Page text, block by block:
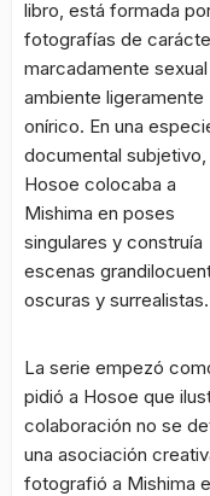
libro, está formada
fotografías de
marcadamente
ambiente ligeramente
onírico. En una
documental subjetivo,
Hosoe colocaba a
Mishima en poses
singulares y construía
escenas
oscuras y surrealistas.
La serie empezó
pidió a Hosoe que
colaboración no se
una asociación
fotografió a Mishima